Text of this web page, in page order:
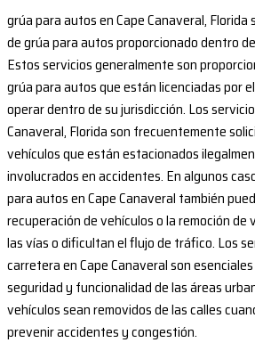
grúa para autos en Cape Canaveral,
de grúa para autos proporcionado dentro
Estos servicios generalmente son
grúa para autos que están licenciadas por
operar dentro de su jurisdicción. Los
Canaveral, Florida son frecuentemente
vehículos que están estacionados
involucrados en accidentes. En algunos
para autos en Cape Canaveral también
recuperación de vehículos o la remoción de
las vías o dificultan el flujo de tráfico. Los
carretera en Cape Canaveral son
seguridad y funcionalidad de las áreas
vehículos sean removidos de las calles
prevenir accidentes y congestión.